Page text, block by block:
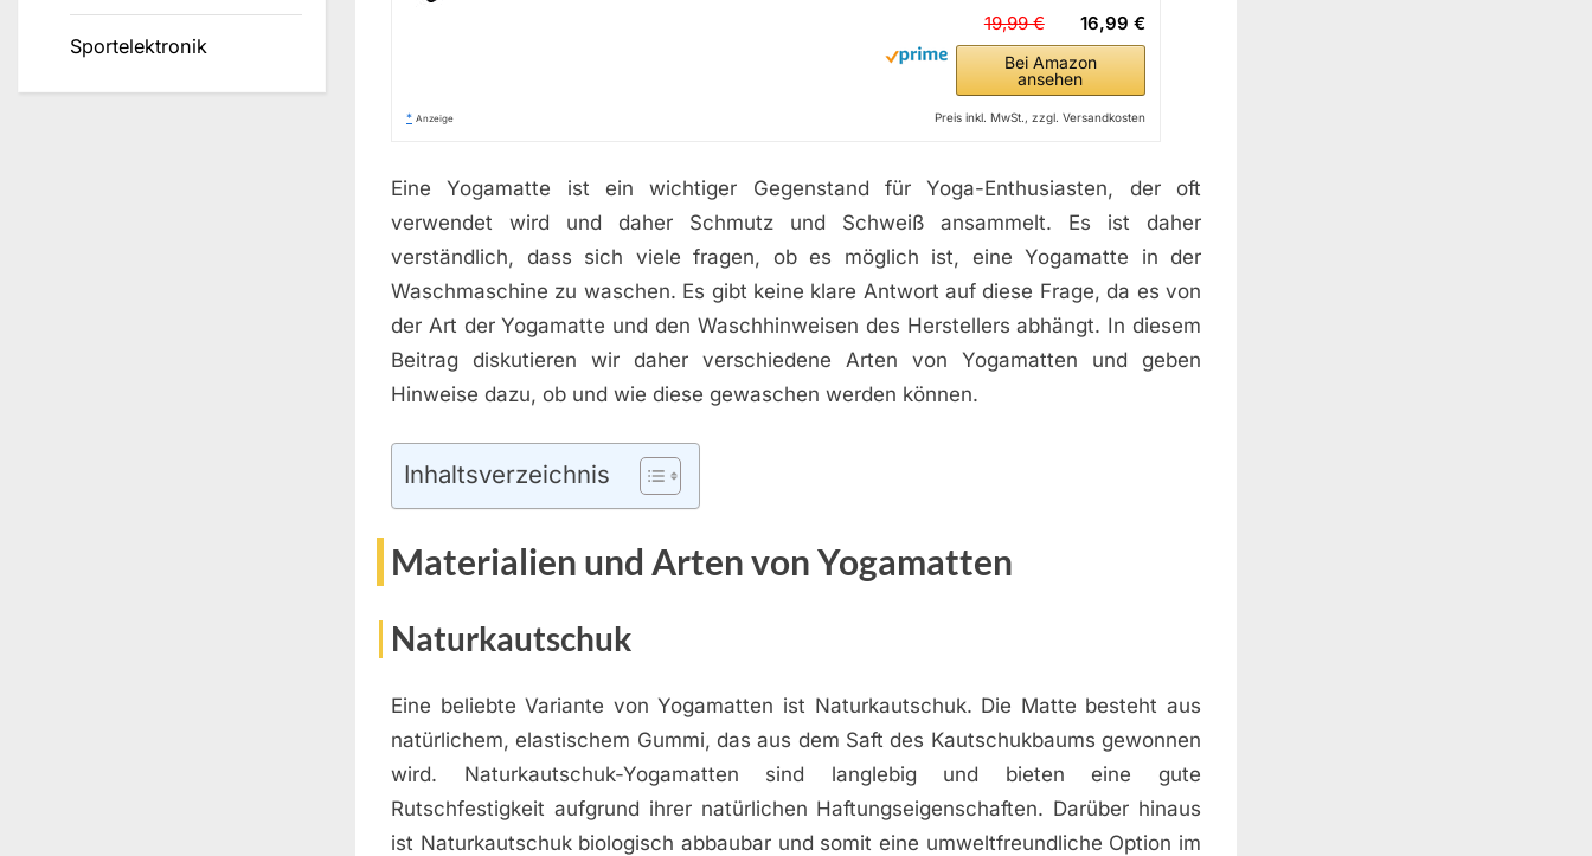
16,99 €
19,99 €
Bei Amazon
ansehen
* Anzeige Preis inkl. MwSt., zzgl. Versandkosten
Eine Yogamatte ist ein wichtiger Gegenstand für Yoga-Enthusiasten, der oft
verwendet wird und daher Schmutz und Schweiß ansammelt. Es ist daher
verständlich, dass sich viele fragen, ob es möglich ist, eine Yogamatte in der
Waschmaschine zu waschen. Es gibt keine klare Antwort auf diese Frage, da es von
der Art der Yogamatte und den Waschhinweisen des Herstellers abhängt. In diesem
Beitrag diskutieren wir daher verschiedene Arten von Yogamatten und geben
Hinweise dazu, ob und wie diese gewaschen werden können.
Inhaltsverzeichnis
Materialien und Arten von Yogamatten
Naturkautschuk
Eine beliebte Variante von Yogamatten ist Naturkautschuk. Die Matte besteht aus
natürlichem, elastischem Gummi, das aus dem Saft des Kautschukbaums gewonnen
wird. Naturkautschuk-Yogamatten sind langlebig und bieten eine gute
Rutschfestigkeit aufgrund ihrer natürlichen Haftungseigenschaften. Darüber hinaus
ist Naturkautschuk biologisch abbaubar und somit eine umweltfreundliche Option im
Sportelektronik